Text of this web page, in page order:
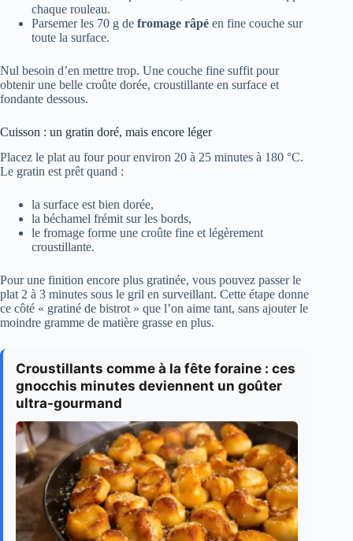
chaque rouleau.
Parsemer les 70 g de fromage râpé en fine couche sur
toute la surface.
Nul besoin d’en mettre trop. Une couche fine suffit pour
obtenir une belle croûte dorée, croustillante en surface et
fondante dessous.
Cuisson : un gratin doré, mais encore léger
Placez le plat au four pour environ 20 à 25 minutes à 180 °C.
Le gratin est prêt quand :
la surface est bien dorée,
la béchamel frémit sur les bords,
le fromage forme une croûte fine et légèrement
croustillante.
Pour une finition encore plus gratinée, vous pouvez passer le
plat 2 à 3 minutes sous le gril en surveillant. Cette étape donne
ce côté « gratiné de bistrot » que l’on aime tant, sans ajouter le
moindre gramme de matière grasse en plus.
Croustillants comme à la fête foraine : ces
gnocchis minutes deviennent un goûter
ultra-gourmand